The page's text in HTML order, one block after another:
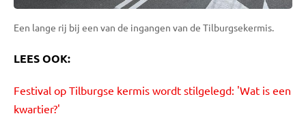
Een lange rij bij een van de ingangen van de Tilburgsekermis.
LEES OOK:
Festival op Tilburgse kermis wordt stilgelegd: 'Wat is een
kwartier?'